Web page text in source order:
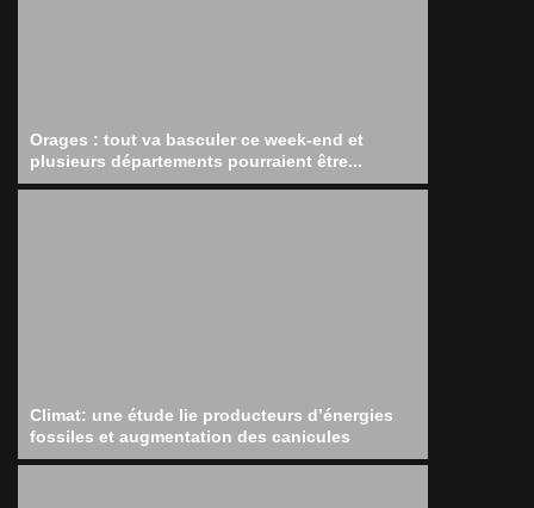
Orages : tout va basculer ce week-end et
plusieurs départements pourraient être...
Climat: une étude lie producteurs d’énergies
fossiles et augmentation des canicules